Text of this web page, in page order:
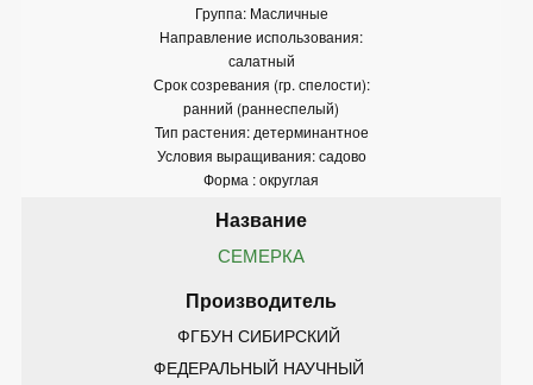
Группа: Масличные
Направление использования:
салатный
Срок созревания (гр. спелости):
ранний (раннеспелый)
Тип растения: детерминантное
Условия выращивания: садово
Форма : округлая
СЕМЕРКА
ФГБУН СИБИРСКИЙ
ФЕДЕРАЛЬНЫЙ НАУЧНЫЙ